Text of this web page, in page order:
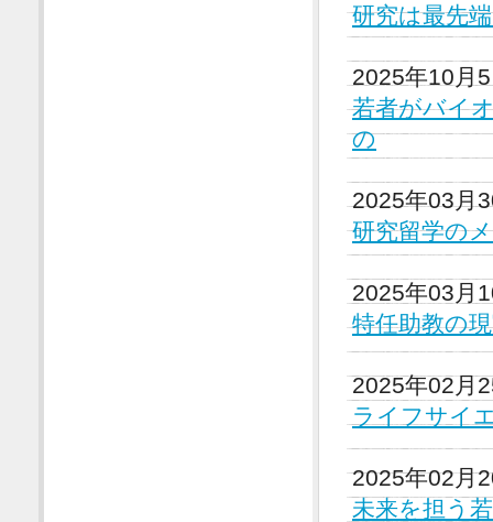
研究は最先
2025年10月
若者がバイ
の
2025年03月
研究留学の
2025年03月
特任助教の
2025年02月
ライフサイ
2025年02月
未来を担う